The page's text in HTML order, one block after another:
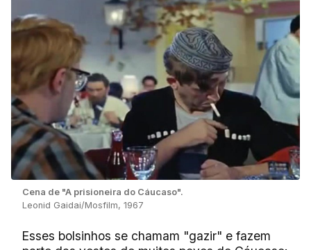
Cena de "A prisioneira do Cáucaso".
Leonid Gaidai/Mosfilm, 1967
Esses bolsinhos se chamam "gazir" e fazem